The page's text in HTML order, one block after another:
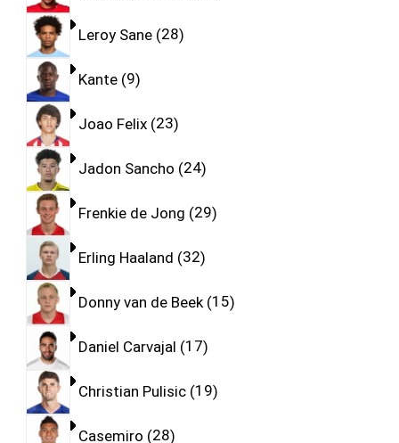
Leroy Sane 28
Kante 9
Joao Felix 23
Jadon Sancho 24
Frenkie de Jong 29
Erling Haaland 32
Donny van de Beek 15
Daniel Carvajal 17
Christian Pulisic 19
Casemiro 28